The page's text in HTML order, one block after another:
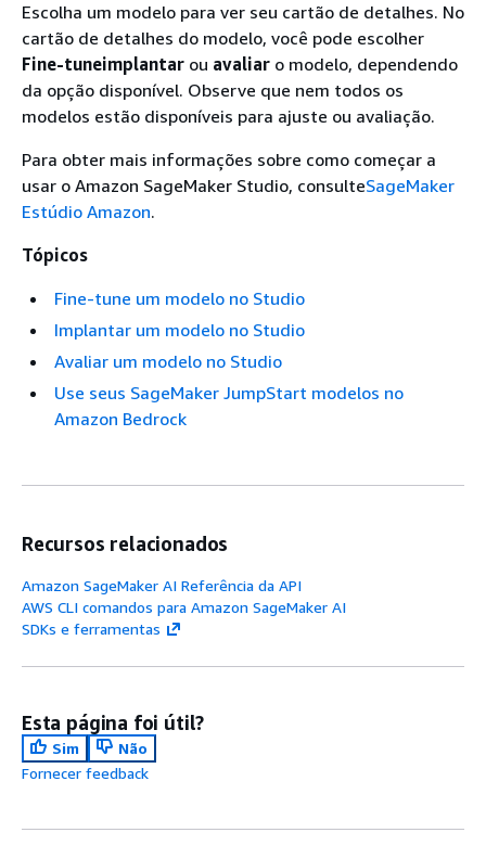
Escolha um modelo para ver seu cartão de detalhes. No
cartão de detalhes do modelo, você pode escolher
Fine-tuneimplantar ou avaliar o modelo, dependendo
da opção disponível. Observe que nem todos os
modelos estão disponíveis para ajuste ou avaliação.
Para obter mais informações sobre como começar a
usar o Amazon SageMaker Studio, consulteSageMaker
Estúdio Amazon.
Tópicos
Fine-tune um modelo no Studio
Implantar um modelo no Studio
Avaliar um modelo no Studio
Use seus SageMaker JumpStart modelos no
Amazon Bedrock
Recursos relacionados
Amazon SageMaker AI Referência da API
AWS CLI comandos para Amazon SageMaker AI
SDKs e ferramentas
Esta página foi útil?
Sim
Não
Fornecer feedback